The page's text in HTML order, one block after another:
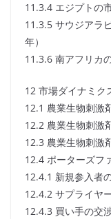
11.3.4 エジプトの
11.3.5 サウジアラ
年）
11.3.6 南アフリカ
12 市場ダイナミク
12.1 農業生物刺激
12.2 農業生物刺激
12.3 農業生物刺激
12.4 ポーターズフ
12.4.1 新規参入者
12.4.2 サプライヤ
12.4.3 買い手の交